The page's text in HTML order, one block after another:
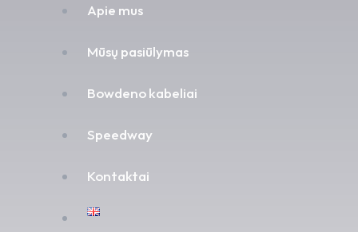
Apie mus
Mūsų pasiūlymas
Bowdeno kabeliai
Speedway
Kontaktai